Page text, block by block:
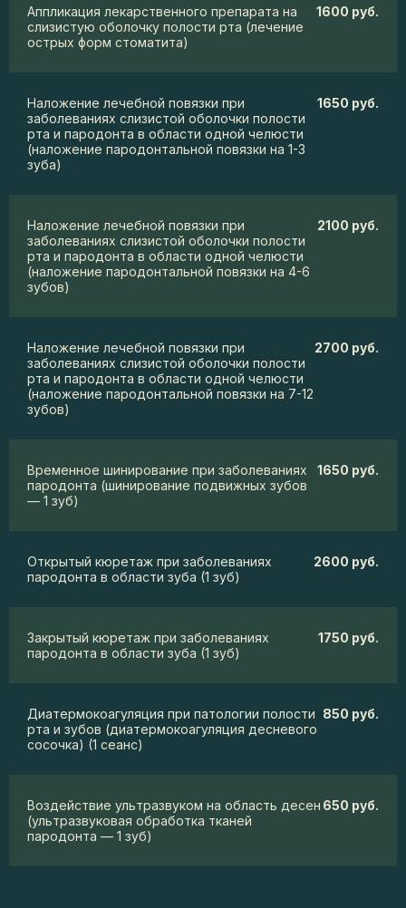
Аппликация лекарственного препарата на
слизистую оболочку полости рта (лечение
острых форм стоматита)
1600 руб.
Наложение лечебной повязки при
заболеваниях слизистой оболочки полости
рта и пародонта в области одной челюсти
(наложение пародонтальной повязки на 1-3
зуба)
1650 руб.
Наложение лечебной повязки при
заболеваниях слизистой оболочки полости
рта и пародонта в области одной челюсти
(наложение пародонтальной повязки на 4-6
зубов)
2100 руб.
Наложение лечебной повязки при
заболеваниях слизистой оболочки полости
рта и пародонта в области одной челюсти
(наложение пародонтальной повязки на 7-12
зубов)
2700 руб.
Временное шинирование при заболеваниях
пародонта (шинирование подвижных зубов
— 1 зуб)
1650 руб.
Открытый кюретаж при заболеваниях
пародонта в области зуба (1 зуб)
2600 руб.
Закрытый кюретаж при заболеваниях
пародонта в области зуба (1 зуб)
1750 руб.
Диатермокоагуляция при патологии полости
рта и зубов (диатермокоагуляция десневого
сосочка) (1 сеанс)
850 руб.
Воздействие ультразвуком на область десен
(ультразвуковая обработка тканей
пародонта — 1 зуб)
650 руб.